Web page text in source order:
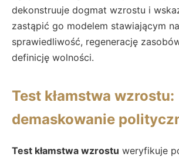
dekonstruuje dogmat wzrostu i
zastąpić go modelem stawiającym na
sprawiedliwość, regenerację
definicję wolności.
Test kłamstwa wzrostu:
demaskowanie
Test kłamstwa wzrostu weryfikuje